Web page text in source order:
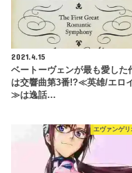
2021.4.15
ベートーヴェンが最も愛した
は交響曲第3番!?≪英雄/エロ
≫は逸話…
エヴァンゲリ